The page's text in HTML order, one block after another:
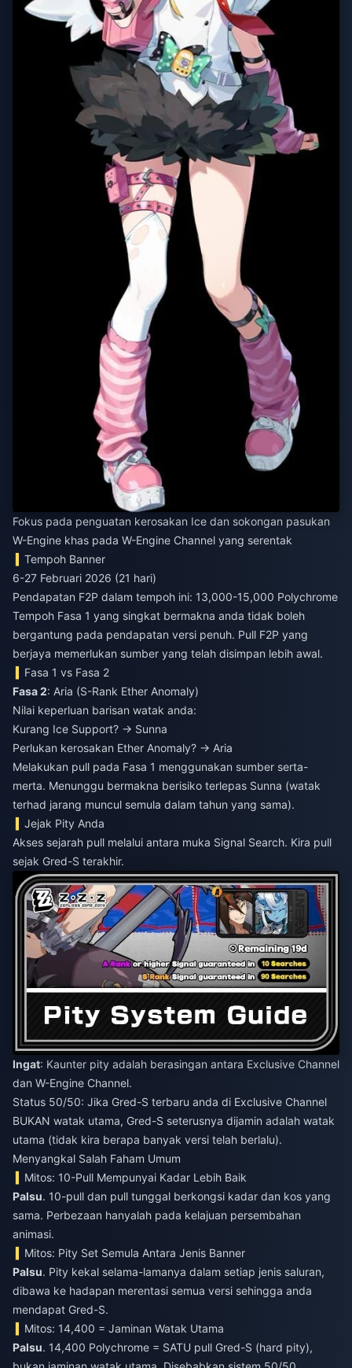
Fokus pada penguatan kerosakan Ice dan sokongan pasukan
W-Engine khas pada W-Engine Channel yang serentak
Tempoh Banner
6-27 Februari 2026 (21 hari)
Pendapatan F2P dalam tempoh ini: 13,000-15,000 Polychrome
Tempoh Fasa 1 yang singkat bermakna anda tidak boleh
bergantung pada pendapatan versi penuh. Pull F2P yang
berjaya memerlukan sumber yang telah disimpan lebih awal.
Fasa 1 vs Fasa 2
Fasa 2: Aria (S-Rank Ether Anomaly)
Nilai keperluan barisan watak anda:
Kurang Ice Support? → Sunna
Perlukan kerosakan Ether Anomaly? → Aria
Melakukan pull pada Fasa 1 menggunakan sumber serta-
merta. Menunggu bermakna berisiko terlepas Sunna (watak
terhad jarang muncul semula dalam tahun yang sama).
Jejak Pity Anda
Akses sejarah pull melalui antara muka Signal Search. Kira pull
sejak Gred-S terakhir.
Ingat: Kaunter pity adalah berasingan antara Exclusive Channel
dan W-Engine Channel.
Status 50/50: Jika Gred-S terbaru anda di Exclusive Channel
BUKAN watak utama, Gred-S seterusnya dijamin adalah watak
utama (tidak kira berapa banyak versi telah berlalu).
Menyangkal Salah Faham Umum
Mitos: 10-Pull Mempunyai Kadar Lebih Baik
Palsu. 10-pull dan pull tunggal berkongsi kadar dan kos yang
sama. Perbezaan hanyalah pada kelajuan persembahan
animasi.
Mitos: Pity Set Semula Antara Jenis Banner
Palsu. Pity kekal selama-lamanya dalam setiap jenis saluran,
dibawa ke hadapan merentasi semua versi sehingga anda
mendapat Gred-S.
Mitos: 14,400 = Jaminan Watak Utama
Palsu. 14,400 Polychrome = SATU pull Gred-S (hard pity),